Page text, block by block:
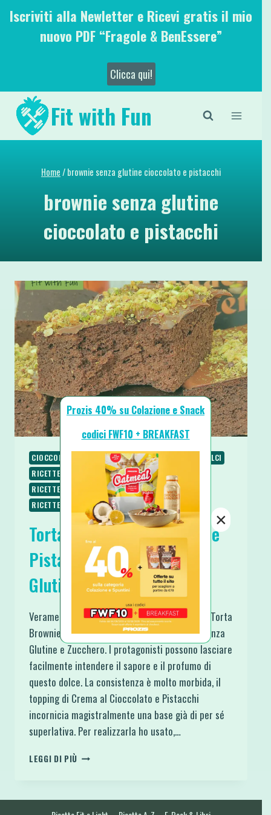
SaltaIscriviti alla Newletter e Ricevi gratis il mio
nuovo PDF “Fragole & BenEssere”
Clicca qui!
Fit with Fun
Home/brownie senza glutine cioccolato e pistacchi
brownie senza glutine
cioccolato e pistacchi
CIOCCOLATO COLAZIONE RICETTE
RICETTE DOLCI
RICETTE LOW CARB
RICETTE PROTEICHE
RICETTE SENZA BURRO
RICETTE SENZA GLUTINE
RICETTE SENZA ZUCCHERO
SPUNTINI E SNACKS
Torta Brownies Cioccolato e
Pistacchio Proteica Senza
Glutine e Zucchero
Veramente spettacolare questa ricetta della Torta
Brownies Cioccolato e Pistacchio Proteica Senza
Glutine e Zucchero. I protagonisti possono lasciare
facilmente intendere il sapore e il profumo di
questo dolce. La consistenza è molto morbida, il
topping di Crema al Cioccolato e Pistacchi
incornicia magistralmente una base già di per sé
superlativa. Per realizzarla ho usato,…
LEGGI DI PIÙ TORTA
Prozis 40% su Colazione e Snack
codici FWF10 + BREAKFAST
×